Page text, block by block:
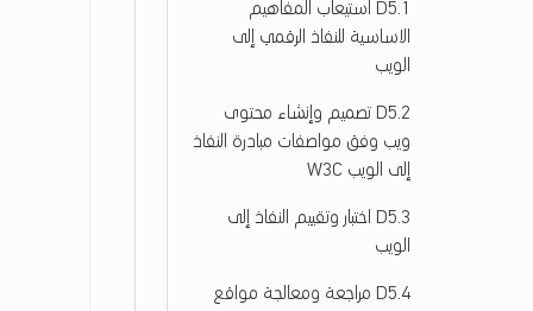
D5.1 استيعاب المفاهيم
الاساسية للنفاذ الرقمي إلى
الويب
D5.2 تصميم وإنشاء محتوى
ويب وفق مواصفات مبادرة النفاذ
إلى الويب W3C
D5.3 اختبار وتقييم النفاذ إلى
الويب
D5.4 مراجعة ومعالجة مواقع